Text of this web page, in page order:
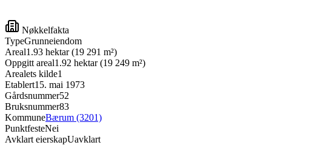
Nøkkelfakta
TypeGrunneiendom
Areal1.93 hektar (19 291 m²)
Oppgitt areal1.92 hektar (19 249 m²)
Arealets kilde1
Etablert15. mai 1973
Gårdsnummer52
Bruksnummer83
KommuneBærum (3201)
PunktfesteNei
Avklart eierskapUavklart